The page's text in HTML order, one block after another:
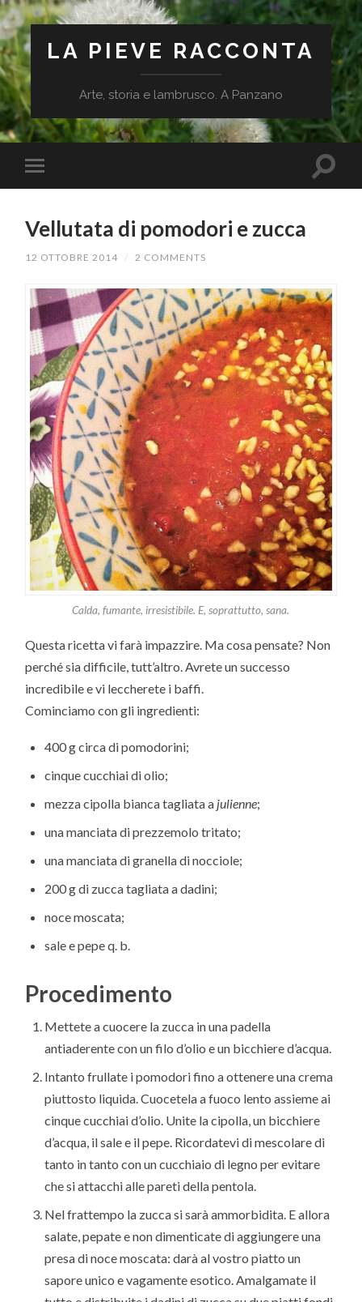
LA PIEVE RACCONTA
Arte, storia e lambrusco. A Panzano
Vellutata di pomodori e zucca
12 OTTOBRE 2014 / 2 COMMENTS
Calda, fumante, irresistibile. E, soprattutto, sana.
Questa ricetta vi farà impazzire. Ma cosa pensate? Non
perché sia difficile, tutt’altro. Avrete un successo
incredibile e vi leccherete i baffi.
Cominciamo con gli ingredienti:
400 g circa di pomodorini;
cinque cucchiai di olio;
mezza cipolla bianca tagliata a julienne;
una manciata di prezzemolo tritato;
una manciata di granella di nocciole;
200 g di zucca tagliata a dadini;
noce moscata;
sale e pepe q. b.
Procedimento
Mettete a cuocere la zucca in una padella
antiaderente con un filo d’olio e un bicchiere d’acqua.
Intanto frullate i pomodori fino a ottenere una crema
piuttosto liquida. Cuocetela a fuoco lento assieme ai
cinque cucchiai d’olio. Unite la cipolla, un bicchiere
d’acqua, il sale e il pepe. Ricordatevi di mescolare di
tanto in tanto con un cucchiaio di legno per evitare
che si attacchi alle pareti della pentola.
Nel frattempo la zucca si sarà ammorbidita. E allora
salate, pepate e non dimenticate di aggiungere una
presa di noce moscata: darà al vostro piatto un
sapore unico e vagamente esotico. Amalgamate il